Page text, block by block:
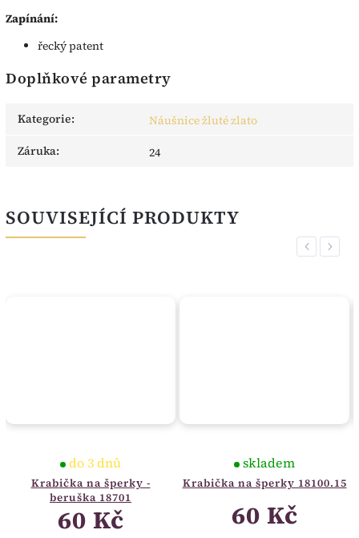
Zapínání:
řecký patent
Doplňkové parametry
Kategorie:
Náušnice žluté zlato
Záruka: 24
SOUVISEJÍCÍ PRODUKTY
Previous
Krabička na šperky -
beruška 18701
do 3 dnů
60 Kč
Krabička na šperky 18100.15
skladem
60 Kč
Next